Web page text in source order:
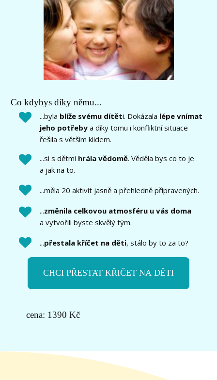
Co kdybys díky němu...
...byla blíže svému dítěti. Dokázala lépe vnímat
jeho potřebya díky tomu i konfliktní situace
řešila s větším klidem.
...si s dětmi hrála vědomě. Věděla bys co to je
a jak na to.
...měla 20 aktivit jasně a přehledně připravených.
...změnila celkovou atmosféru u vás doma
a vytvořili byste skvělý tým.
...přestala kříčet na děti, stálo by to za to?
CHCI PŘESTAT KŘIČET NA DĚTI
cena: 1390 Kč